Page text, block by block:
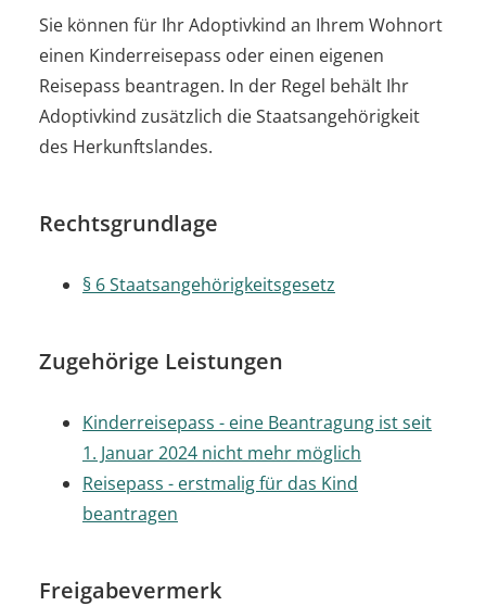
Sie können für Ihr Adoptivkind an Ihrem Wohnort
einen Kinderreisepass oder einen eigenen
Reisepass beantragen. In der Regel behält Ihr
Adoptivkind zusätzlich die Staatsangehörigkeit
des Herkunftslandes.
Rechtsgrundlage
§ 6 Staatsangehörigkeitsgesetz
Zugehörige Leistungen
Kinderreisepass - eine Beantragung ist seit
1. Januar 2024 nicht mehr möglich
Reisepass - erstmalig für das Kind
beantragen
Freigabevermerk